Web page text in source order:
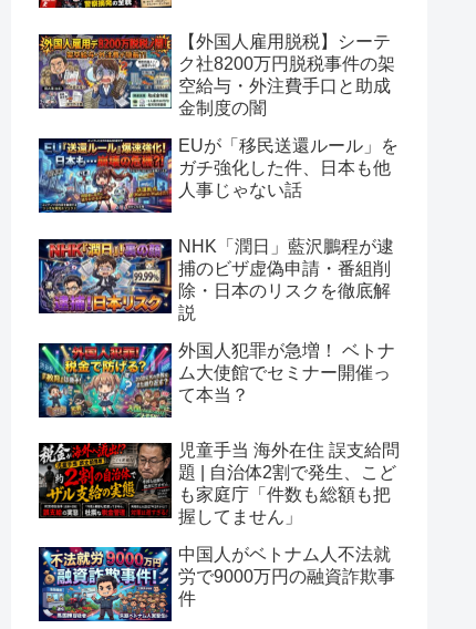
【外国人雇用脱税】シーテ
ク社8200万円脱税事件の架
空給与・外注費手口と助成
金制度の闇
EUが「移民送還ルール」を
ガチ強化した件、日本も他
人事じゃない話
NHK「潤日」藍沢鵬程が逮
捕のビザ虚偽申請・番組削
除・日本のリスクを徹底解
説
外国人犯罪が急増！ ベトナ
ム大使館でセミナー開催っ
て本当？
児童手当 海外在住 誤支給問
題 | 自治体2割で発生、こど
も家庭庁「件数も総額も把
握してません」
中国人がベトナム人不法就
労で9000万円の融資詐欺事
件